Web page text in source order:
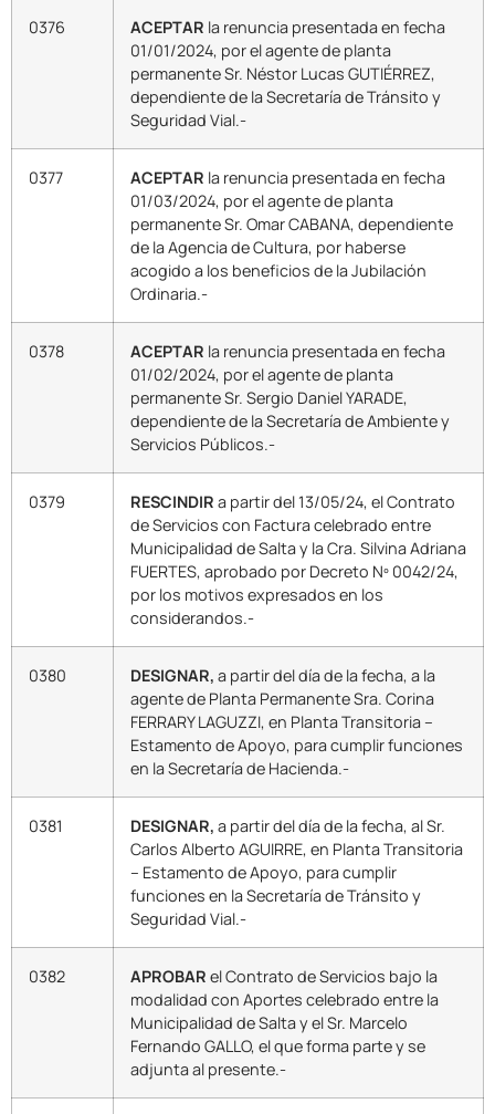
0376 ACEPTAR la renuncia presentada en fecha
01/01/2024, por el agente de planta
permanente Sr. Néstor Lucas GUTIÉRREZ,
dependiente de la Secretaría de Tránsito y
Seguridad Vial.-
0377 ACEPTAR la renuncia presentada en fecha
01/03/2024, por el agente de planta
permanente Sr. Omar CABANA, dependiente
de la Agencia de Cultura, por haberse
acogido a los beneficios de la Jubilación
Ordinaria.-
0378 ACEPTAR la renuncia presentada en fecha
01/02/2024, por el agente de planta
permanente Sr. Sergio Daniel YARADE,
dependiente de la Secretaría de Ambiente y
Servicios Públicos.-
0379 RESCINDIR a partir del 13/05/24, el Contrato
de Servicios con Factura celebrado entre
Municipalidad de Salta y la Cra. Silvina Adriana
FUERTES, aprobado por Decreto Nº 0042/24,
por los motivos expresados en los
considerandos.-
0380 DESIGNAR, a partir del día de la fecha, a la
agente de Planta Permanente Sra. Corina
FERRARY LAGUZZI, en Planta Transitoria –
Estamento de Apoyo, para cumplir funciones
en la Secretaría de Hacienda.-
0381 DESIGNAR, a partir del día de la fecha, al Sr.
Carlos Alberto AGUIRRE, en Planta Transitoria
– Estamento de Apoyo, para cumplir
funciones en la Secretaría de Tránsito y
Seguridad Vial.-
0382 APROBAR el Contrato de Servicios bajo la
modalidad con Aportes celebrado entre la
Municipalidad de Salta y el Sr. Marcelo
Fernando GALLO, el que forma parte y se
adjunta al presente.-